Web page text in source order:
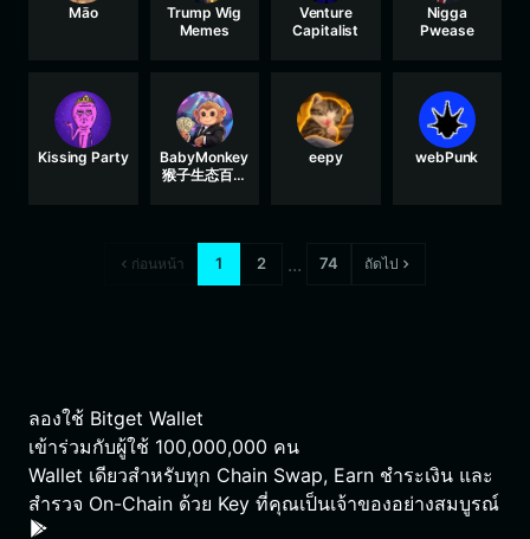
Māo
Trump Wig
Memes
Venture
Capitalist
Nigga
Pwease
Kissing Party
BabyMonkey
猴子生态百分
eepy webPunk
ก่อนหน้า 1 2 ... 74 ถัดไป
ลองใช้ Bitget Wallet
เข้าร่วมกับผู้ใช้ 100,000,000 คน
Wallet เดียวสำหรับทุก Chain Swap, Earn ชำระเงิน และ
สำรวจ On-Chain ด้วย Key ที่คุณเป็นเจ้าของอย่างสมบูรณ์